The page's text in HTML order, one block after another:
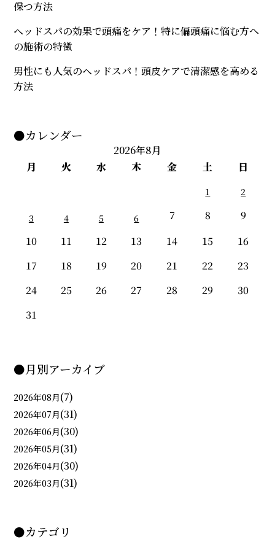
保つ方法
ヘッドスパの効果で頭痛をケア！特に偏頭痛に悩む方へ
の施術の特徴
男性にも人気のヘッドスパ！頭皮ケアで清潔感を高める
方法
●カレンダー
2026年8月
月
火 水 木 金 土 日
1 2
3 4 5 6 7 8
9
10
11 12 13 14 15
16
17
18 19 20 21 22
23
24
25 26 27 28 29
30
31
●月別アーカイブ
2026年08月(7)
2026年07月(31)
2026年06月(30)
2026年05月(31)
2026年04月(30)
2026年03月(31)
●カテゴリ